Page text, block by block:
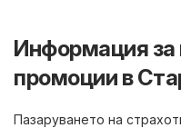
Информация за
промоции в
Пазаруването на